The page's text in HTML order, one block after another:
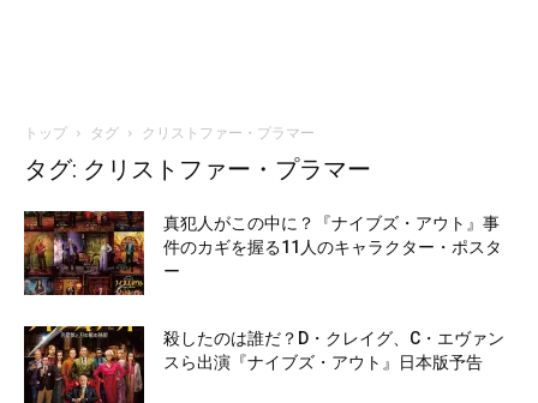
トップ タグ クリストファー・プラマー
タグ: クリストファー・プラマー
真犯人がこの中に？『ナイブズ・アウト』事
件のカギを握る11人のキャラクター・ポスタ
ー
殺したのは誰だ？D・クレイグ、C・エヴァン
スら出演『ナイブズ・アウト』日本版予告